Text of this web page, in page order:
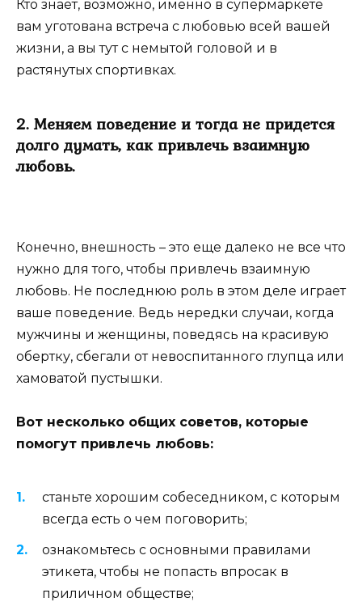
Кто знает, возможно, именно в супермаркете
вам уготована встреча с любовью всей вашей
жизни, а вы тут с немытой головой и в
растянутых спортивках.
2. Меняем поведение и тогда не придется
долго думать, как привлечь взаимную
любовь.
Конечно, внешность – это еще далеко не все что
нужно для того, чтобы привлечь взаимную
любовь. Не последнюю роль в этом деле играет
ваше поведение. Ведь нередки случаи, когда
мужчины и женщины, поведясь на красивую
обертку, сбегали от невоспитанного глупца или
хамоватой пустышки.
Вот несколько общих советов, которые
помогут привлечь любовь:
станьте хорошим собеседником, с которым
всегда есть о чем поговорить;
ознакомьтесь с основными правилами
этикета, чтобы не попасть впросак в
приличном обществе;